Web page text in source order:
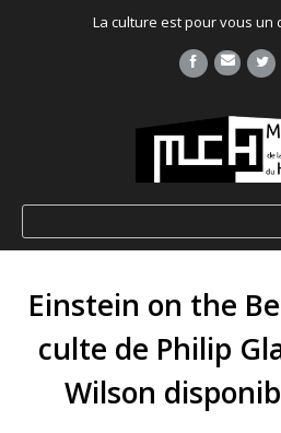
La culture est pour vous un
Einstein on the
culte de Philip
Wilson